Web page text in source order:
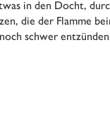
in den Docht,
die der Flamme
schwer